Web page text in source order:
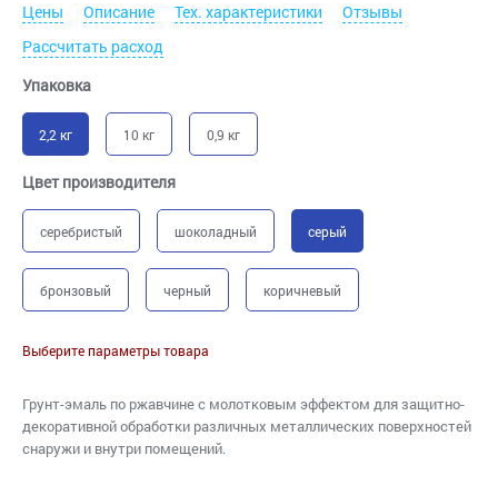
Цены Описание Тех. характеристики
Отзывы
Рассчитать расход
Упаковка
2,2 кг 10 кг 0,9 кг
Цвет производителя
серебристый шоколадный серый
бронзовый черный коричневый
Выберите параметры товара
Грунт-эмаль по ржавчине с молотковым эффектом для защитно-
декоративной обработки различных металлических поверхностей
снаружи и внутри помещений.